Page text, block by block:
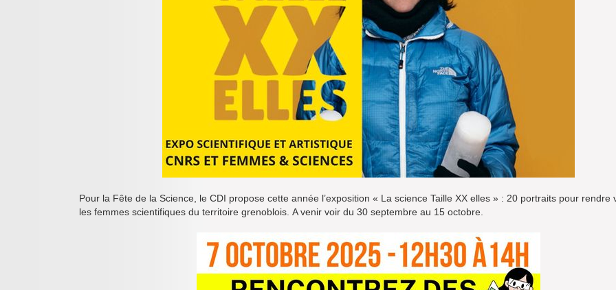
Pour la Fête de la Science, le CDI propose cette année l’exposition « La science Taille XX elles » : 20 portraits pour rendre
les femmes scientifiques du territoire grenoblois. A venir voir du 30 septembre au 15 octobre.